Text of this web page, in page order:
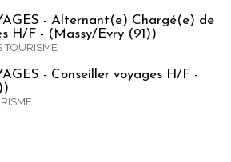
- Alternant(e) Chargé(e) de
H/F - (Massy/Evry (91))
TOURISME
- Conseiller voyages H/F -